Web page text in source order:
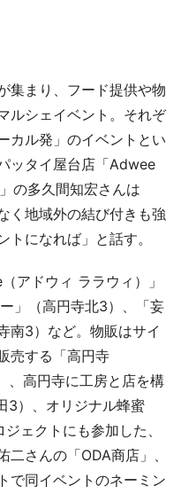
集まり、フード提供や物
ルシェイベント。それぞ
カル発」のイベントとい
ッタイ屋台店「Adwee
の多久間知宏さんは
く地域外の結び付きも強
になれば」と話す。
アドウィ ララウィ）」
」（高円寺北3）、「妄
南3）など。物販はサイ
売する「高円寺
高円寺に工房と店を構
3）、オリジナル蜂蜜
ェクトにも参加した、
さんの「ODA商店」、
で同イベントのネーミン